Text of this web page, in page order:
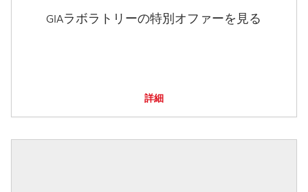
GIAラボラトリーの特別オファーを見る
詳細